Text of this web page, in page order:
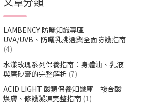
LAMBENCY 防曬知識專區｜
UVA/UVB、防曬乳挑選與全面防護指南
(4)
水漾玫瑰系列保養指南：身體油、乳液
與磨砂膏的完整解析 (7)
ACID LIGHT 酸類保養知識庫｜複合酸
煥膚、修護凝凍完整指南 (1)